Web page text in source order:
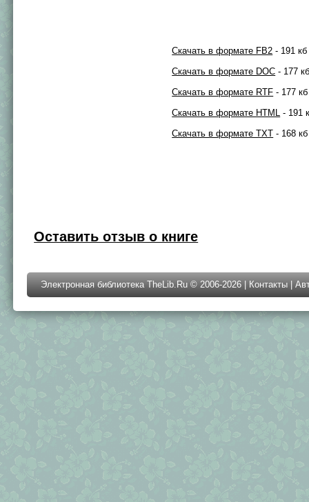
Скачать в формате FB2 - 191 кб
Скачать в формате DOC - 177
Скачать в формате RTF - 177 кб
Скачать в формате HTML - 191
Скачать в формате TXT - 168 кб
Оставить отзыв о книге
Электронная библиотека TheLib.Ru © 2006-2026 | Контакты |